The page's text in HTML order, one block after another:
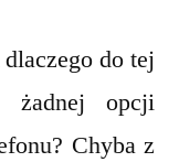
z
;)
do tej
żadnej opcji
Chyba z